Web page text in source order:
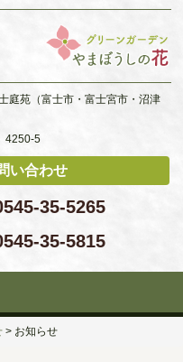
庭苑（富士市・富士宮市・沼津
4250-5
い合わせ
35-5265
35-5815
> お知らせ